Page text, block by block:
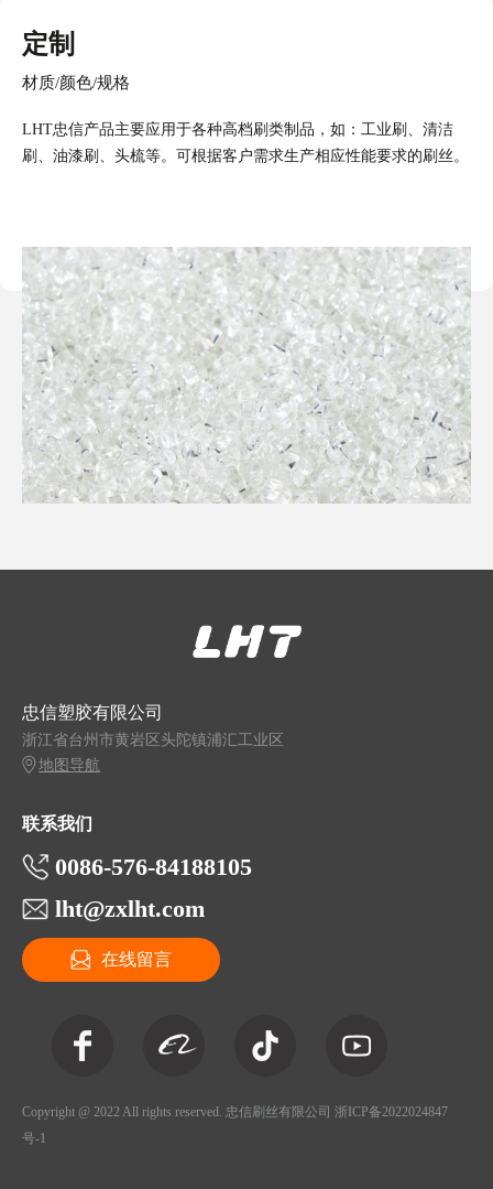
定制
材质/颜色/规格
LHT忠信产品主要应用于各种高档刷类制品，如：工业刷、清洁
刷、油漆刷、头梳等。可根据客户需求生产相应性能要求的刷丝。
忠信塑胶有限公司
浙江省台州市黄岩区头陀镇浦汇工业区
地图导航
联系我们
0086-576-84188105
lht@zxlht.com
在线留言
Copyright @ 2022 All rights reserved. 忠信刷丝有限公司 浙ICP备2022024847
号-1